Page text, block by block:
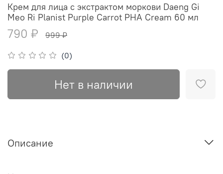
(0)
Крем для лица с экстрактом моркови Daeng Gi
Meo Ri Planist Purple Carrot PHA Cream 60 мл
790 ₽ 999 ₽
Нет в наличии
Описание